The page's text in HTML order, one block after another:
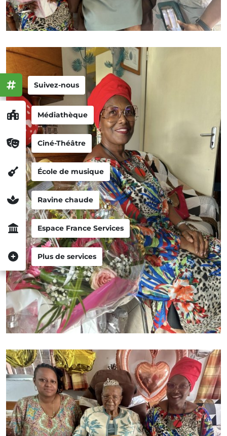
Médiathèque
Ciné-Théâtre
École de musique
Ravine chaude
Espace France Services
Plus de services
Suivez-nous